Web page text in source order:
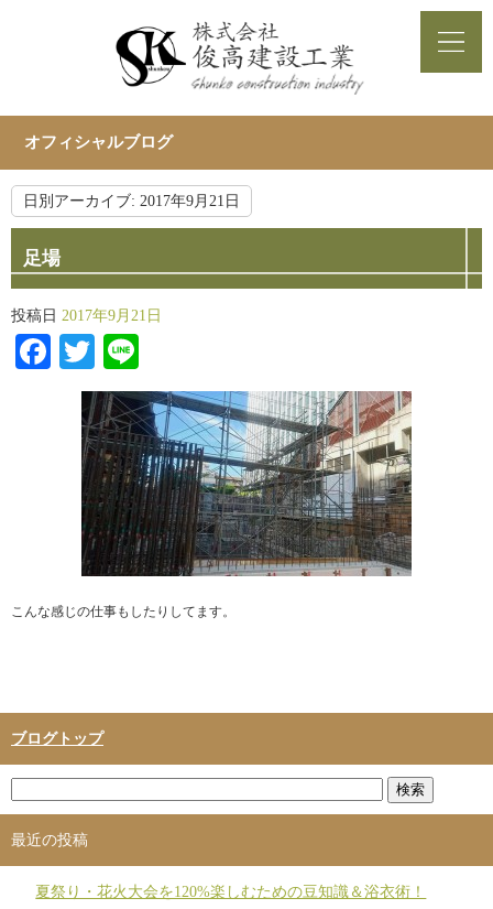
オフィシャルブログ
日別アーカイブ: 2017年9月21日
足場
投稿日 2017年9月21日
Facebook
Twitter
こんな感じの仕事もしたりしてます。
ブログトップ
最近の投稿
夏祭り・花火大会を120%楽しむための豆知識＆浴衣術！